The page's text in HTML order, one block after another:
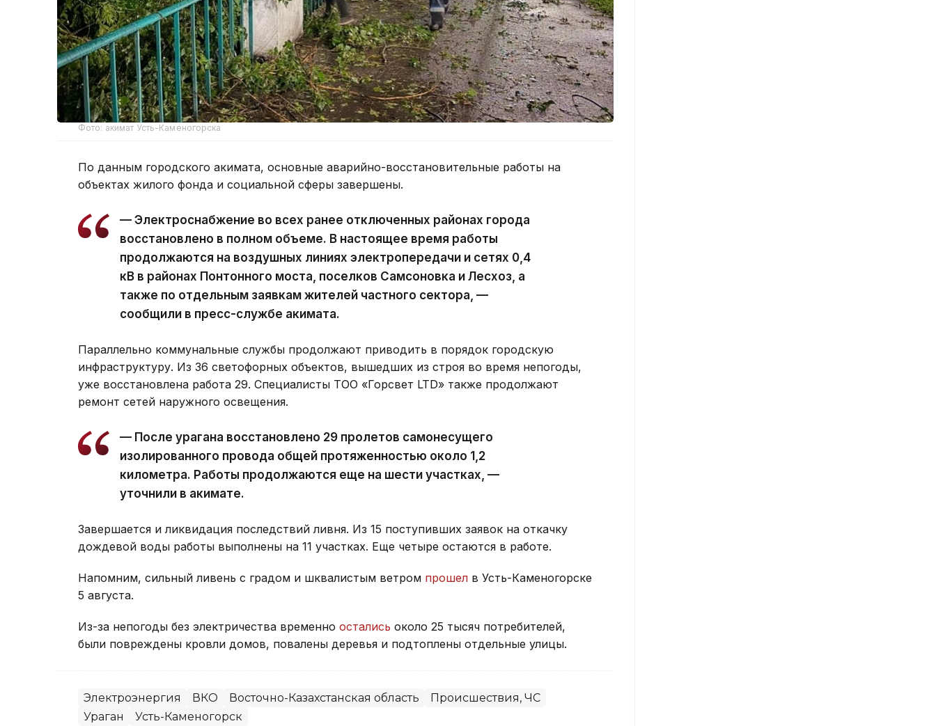
Фото: акимат Усть-Каменогорска
По данным городского акимата, основные аварийно-восстановительные работы на
объектах жилого фонда и социальной сферы завершены.
— Электроснабжение во всех ранее отключенных районах города
восстановлено в полном объеме. В настоящее время работы
продолжаются на воздушных линиях электропередачи и сетях 0,4
кВ в районах Понтонного моста, поселков Самсоновка и Лесхоз, а
также по отдельным заявкам жителей частного сектора, —
сообщили в пресс-службе акимата.
Параллельно коммунальные службы продолжают приводить в порядок городскую
инфраструктуру. Из 36 светофорных объектов, вышедших из строя во время непогоды,
уже восстановлена работа 29. Специалисты ТОО «Горсвет LTD» также продолжают
ремонт сетей наружного освещения.
— После урагана восстановлено 29 пролетов самонесущего
изолированного провода общей протяженностью около 1,2
километра. Работы продолжаются еще на шести участках, —
уточнили в акимате.
Завершается и ликвидация последствий ливня. Из 15 поступивших заявок на откачку
дождевой воды работы выполнены на 11 участках. Еще четыре остаются в работе.
Напомним, сильный ливень с градом и шквалистым ветром прошел в Усть-Каменогорске
5 августа.
Из-за непогоды без электричества временно остались около 25 тысяч потребителей,
были повреждены кровли домов, повалены деревья и подтоплены отдельные улицы.
Электроэнергия ВКО Восточно-Казахстанская область
Происшествия, ЧС
Ураган
Усть-Каменогорск